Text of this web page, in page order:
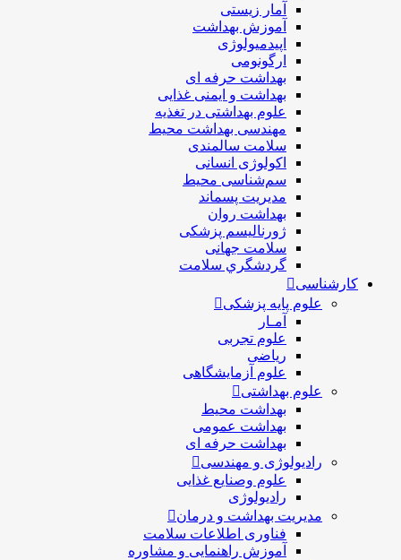
آمار زیستی
آموزش بهداشت
اپیدمیولوژی
ارگونومی
بهداشت حرفه ای
بهداشت و ایمنی غذایی
علوم بهداشتی در تغذیه
مهندسی بهداشت محيط
سلامت سالمندی
اکولوژی انسانی
سم‌شناسی محیط
مدیریت پسماند
بهداشت روان
ژورنالیسم پزشکی
سلامت جهانی
گردشگري سلامت
کارشناسی
علوم پایه پزشکی
آمـار
علوم تجربی
ریاضی
علوم آزمایشگاهی
علوم بهداشتی
بهداشت محیط
بهداشت عمومی
بهداشت حرفه ای
رادیولوژی و مهندسی
علوم وصنایع غذایی
رادیولوژی
مدیریت بهداشت و درمان
فناوری اطلاعات سلامت
آموزش راهنمایی و مشاوره